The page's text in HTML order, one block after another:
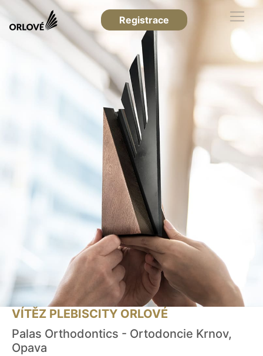
Registrace
VÍTĚZ PLEBISCITY ORLOVÉ
Palas Orthodontics - Ortodoncie Krnov,
Opava